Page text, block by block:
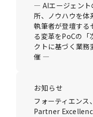
― AIエージェント
所、ノウハウを体
執筆者が登壇する
る変革をPoCの「
クトに基づく業務
催 ―
フォーティエン
Partner
お知らせ